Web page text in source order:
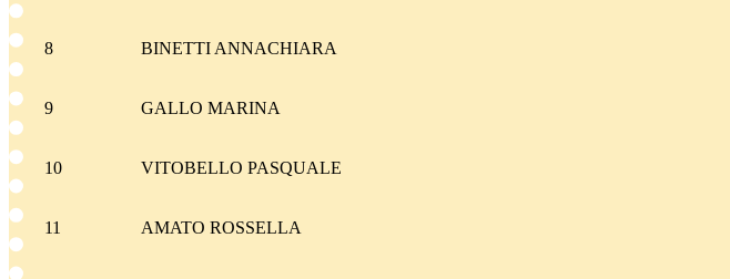
8 BINETTI ANNACHIARA
9 GALLO MARINA
10 VITOBELLO PASQUALE
11 AMATO ROSSELLA